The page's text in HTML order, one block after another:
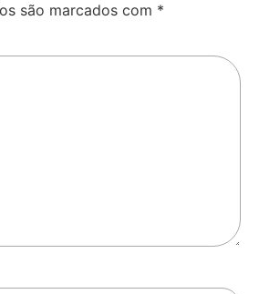
são marcados com *